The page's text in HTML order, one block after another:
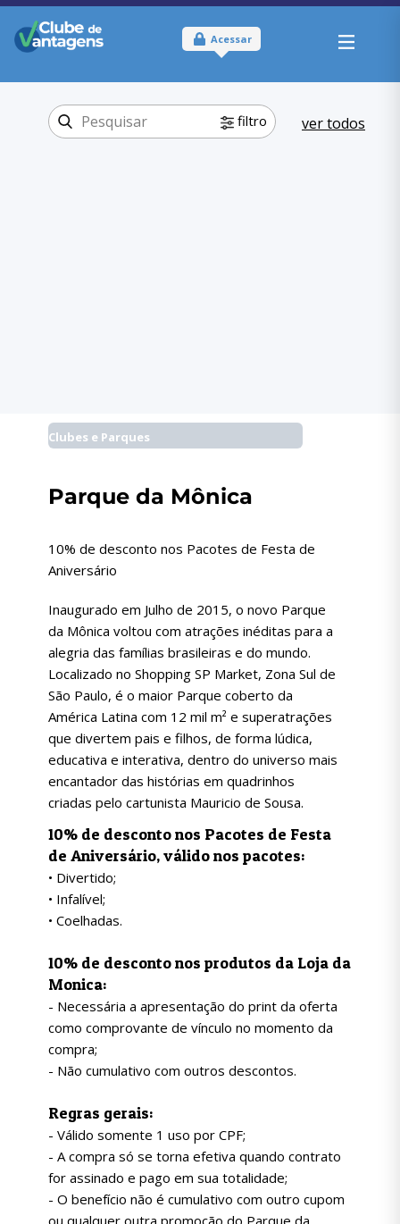
Acessar
filtro ver todos
Clubes e Parques
Parque da Mônica
10% de desconto nos Pacotes de Festa de
Aniversário
Inaugurado em Julho de 2015, o novo Parque
da Mônica voltou com atrações inéditas para a
alegria das famílias brasileiras e do mundo.
Localizado no Shopping SP Market, Zona Sul de
São Paulo, é o maior Parque coberto da
América Latina com 12 mil m² e superatrações
que divertem pais e filhos, de forma lúdica,
educativa e interativa, dentro do universo mais
encantador das histórias em quadrinhos
criadas pelo cartunista Mauricio de Sousa.
10% de desconto nos Pacotes de Festa
de Aniversário, válido nos pacotes:
• Divertido;
• Infalível;
• Coelhadas.
10% de desconto nos produtos da Loja da
Monica:
- Necessária a apresentação do print da oferta
como comprovante de vínculo no momento da
compra;
- Não cumulativo com outros descontos.
Regras gerais:
- Válido somente 1 uso por CPF;
- A compra só se torna efetiva quando contrato
for assinado e pago em sua totalidade;
- O benefício não é cumulativo com outro cupom
ou qualquer outra promoção do Parque da